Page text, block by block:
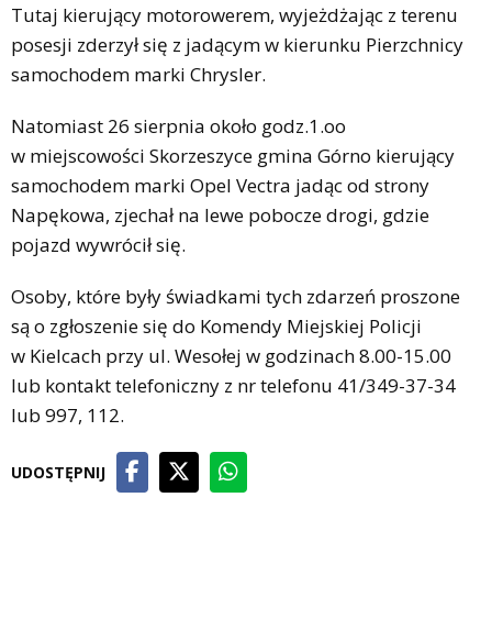
Tutaj kierujący motorowerem, wyjeżdżając z terenu
posesji zderzył się z jadącym w kierunku Pierzchnicy
samochodem marki Chrysler.
Natomiast 26 sierpnia około godz.1.oo
w miejscowości Skorzeszyce gmina Górno kierujący
samochodem marki Opel Vectra jadąc od strony
Napękowa, zjechał na lewe pobocze drogi, gdzie
pojazd wywrócił się.
Osoby, które były świadkami tych zdarzeń proszone
są o zgłoszenie się do Komendy Miejskiej Policji
w Kielcach przy ul. Wesołej w godzinach 8.00-15.00
lub kontakt telefoniczny z nr telefonu 41/349-37-34
lub 997, 112.
UDOSTĘPNIJ